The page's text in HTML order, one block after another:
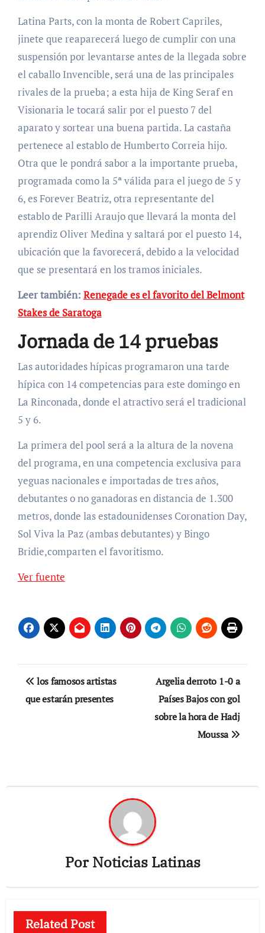
Latina Parts, con la monta de Robert Capriles,
jinete que reaparecerá luego de cumplir con una
suspensión por levantarse antes de la llegada sobre
el caballo Invencible, será una de las principales
rivales de la prueba; a esta hija de King Seraf en
Visionaria le tocará salir por el puesto 7 del
aparato y sortear una buena partida. La castaña
pertenece al establo de Humberto Correia hijo.
Otra que le pondrá sabor a la importante prueba,
programada como la 5ª válida para el juego de 5 y
6, es Forever Beatriz, otra representante del
establo de Parilli Araujo que llevará la monta del
aprendiz Oliver Medina y saltará por el puesto 14,
ubicación que la favorecerá, debido a la velocidad
que se presentará en los tramos iniciales.
Leer también: Renegade es el favorito del Belmont
Stakes de Saratoga
Jornada de 14 pruebas
Las autoridades hípicas programaron una tarde
hípica con 14 competencias para este domingo en
La Rinconada, donde el atractivo será el tradicional
5 y 6.
La primera del pool será a la altura de la novena
del programa, en una competencia exclusiva para
yeguas nacionales e importadas de tres años,
debutantes o no ganadoras en distancia de 1.300
metros, donde las estadounidenses Coronation Day,
Sol Viva la Paz (ambas debutantes) y Bingo
Bridie,comparten el favoritismo.
Ver fuente
Navegación
de
los famosos artistas
que estarán presentes
Argelia derroto 1-0 a
Países Bajos con gol
sobre la hora de Hadj
Moussa
PorNoticias Latinas
Related Post